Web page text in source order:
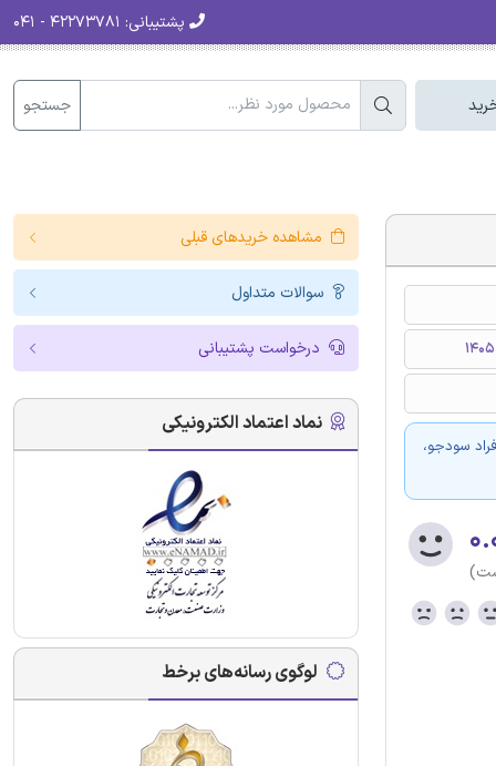
پشتیبانی:
جستجو
سودجو،
مشاهده خریدهای قبلی
سوالات متداول
درخواست پشتیبانی
نماد اعتماد الکترونیکی
لوگوی رسانه‌های برخط